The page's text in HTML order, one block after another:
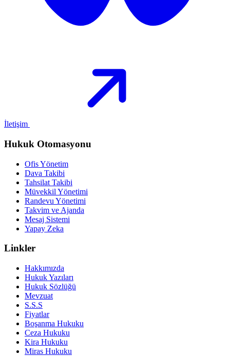
İletişim
Hukuk Otomasyonu
Ofis Yönetim
Dava Takibi
Tahsilat Takibi
Müvekkil Yönetimi
Randevu Yönetimi
Takvim ve Ajanda
Mesaj Sistemi
Yapay Zeka
Linkler
Hakkımızda
Hukuk Yazıları
Hukuk Sözlüğü
Mevzuat
S.S.S
Fiyatlar
Boşanma Hukuku
Ceza Hukuku
Kira Hukuku
Miras Hukuku